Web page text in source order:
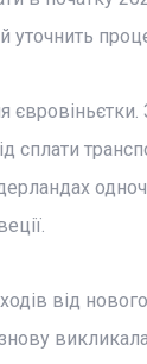
уточнить
сплати
від